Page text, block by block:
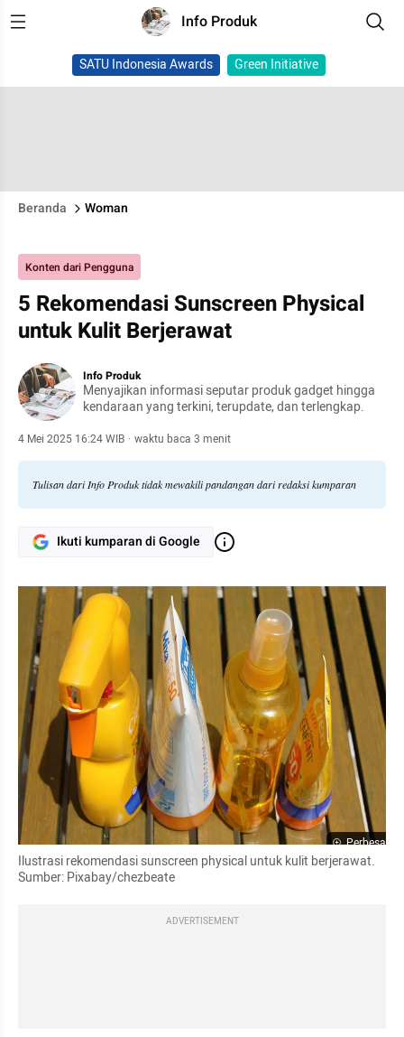
Info Produk
SATU Indonesia Awards Green Initiative
Beranda Woman
Konten dari Pengguna
5 Rekomendasi Sunscreen Physical
untuk Kulit Berjerawat
Info Produk
Menyajikan informasi seputar produk gadget hingga
kendaraan yang terkini, terupdate, dan terlengkap.
4 Mei 2025 16:24 WIB · waktu baca 3 menit
Tulisan dari Info Produk tidak mewakili pandangan dari redaksi kumparan
Ikuti kumparan di Google
Perbesar
Ilustrasi rekomendasi sunscreen physical untuk kulit berjerawat.
Sumber: Pixabay/chezbeate
ADVERTISEMENT